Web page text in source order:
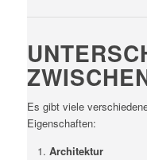
Es gibt viele
Eigenschaften:
Architektur